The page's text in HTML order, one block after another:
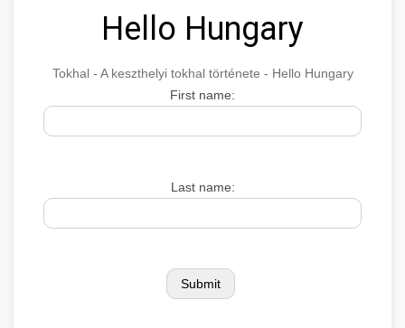
Hello Hungary
Tokhal - A keszthelyi tokhal története - Hello Hungary
First name:
Last name: